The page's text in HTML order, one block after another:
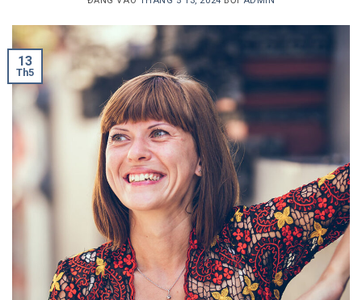
13
Th5